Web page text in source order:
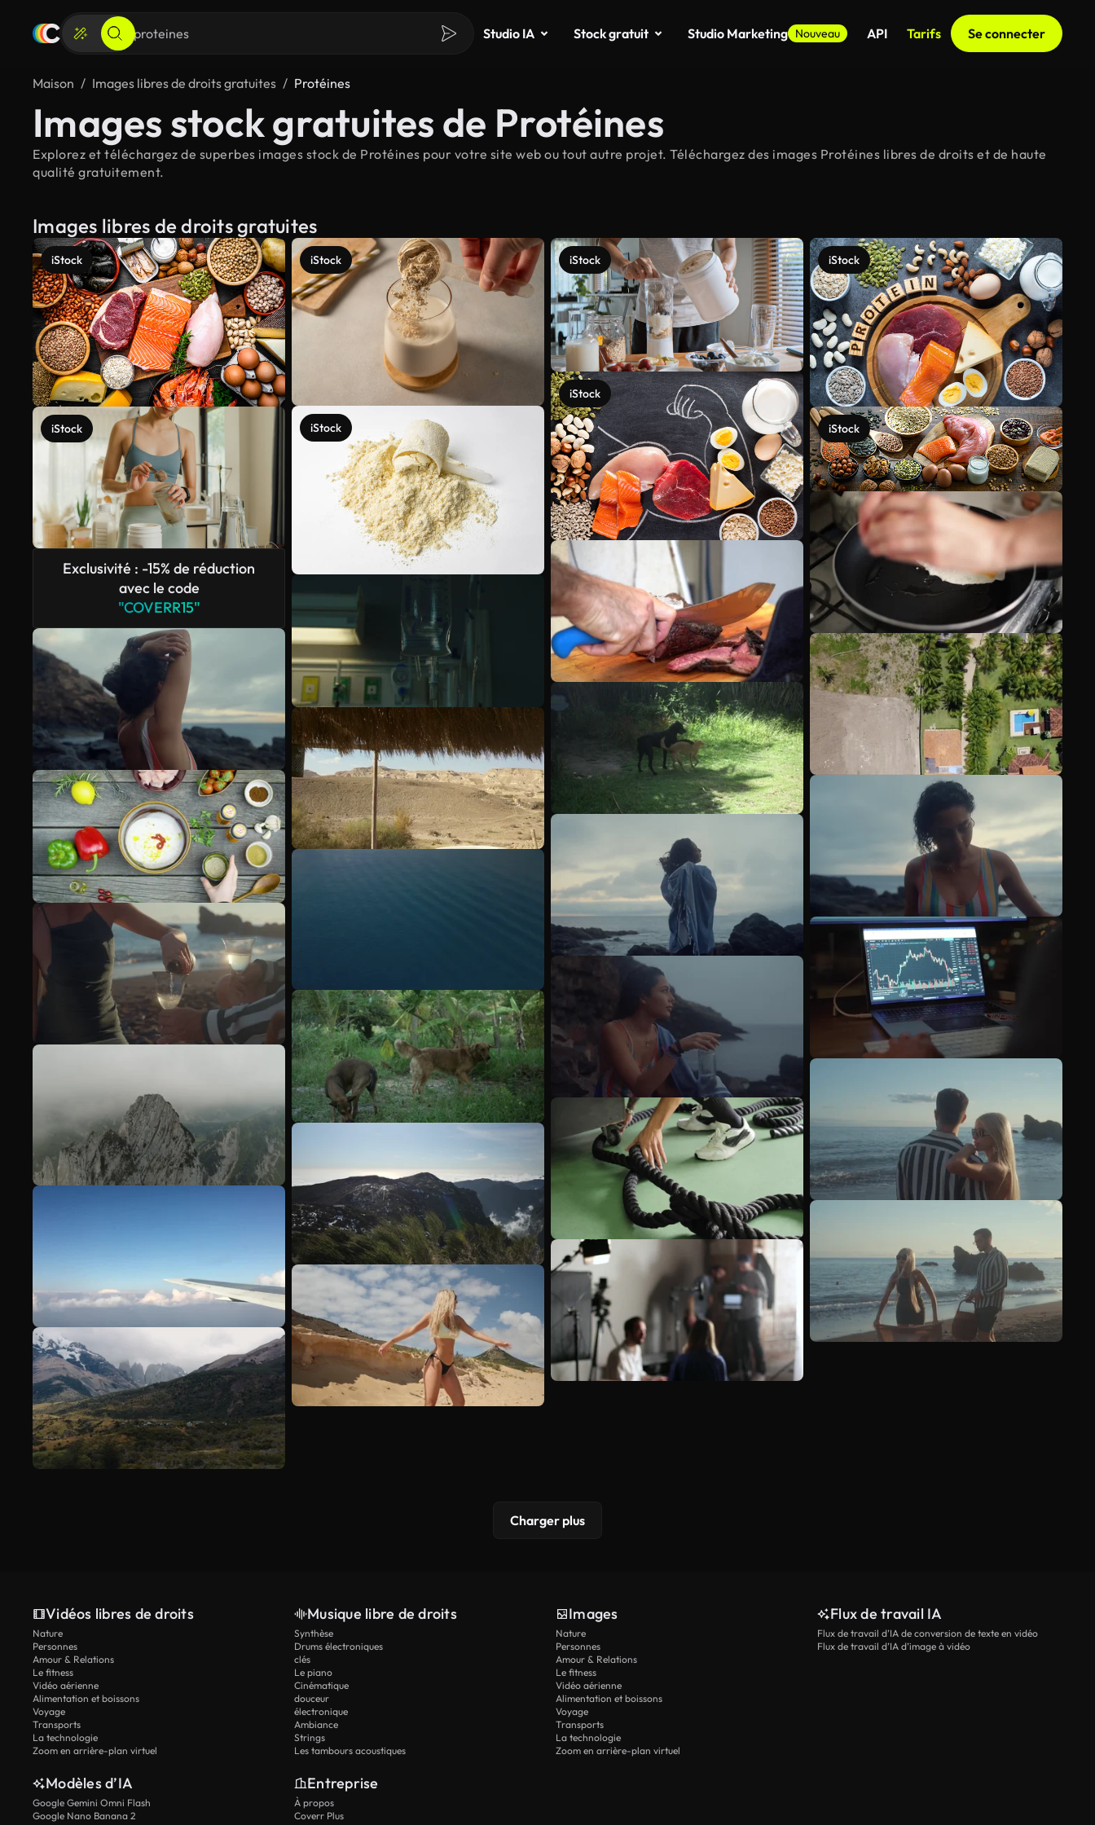
Studio IA Stock gratuit Studio Marketing Nouveau API Tarifs Se connecter
Maison Images libres de droits gratuites Protéines
Images stock gratuites de Protéines
Explorez et téléchargez de superbes images stock de Protéines pour votre site web ou tout autre projet. Téléchargez des images Protéines libres de droits et de haute
qualité gratuitement.
Images libres de droits gratuites
iStock
iStock
Exclusivité : -15% de réduction
avec le code
"COVERR15"
iStock
iStock
iStock
iStock
iStock
iStock
Voir plus
Charger plus
Vidéos libres de droits
Nature
Personnes
Amour & Relations
Le fitness
Vidéo aérienne
Alimentation et boissons
Voyage
Transports
La technologie
Zoom en arrière-plan virtuel
Musique libre de droits
Synthèse
Drums électroniques
clés
Le piano
Cinématique
douceur
électronique
Ambiance
Strings
Les tambours acoustiques
Images
Nature
Personnes
Amour & Relations
Le fitness
Vidéo aérienne
Alimentation et boissons
Voyage
Transports
La technologie
Zoom en arrière-plan virtuel
Flux de travail IA
Flux de travail d’IA de conversion de texte en vidéo
Flux de travail d’IA d’image à vidéo
Modèles d’IA
Google Gemini Omni Flash
Google Nano Banana 2
Entreprise
À propos
Coverr Plus